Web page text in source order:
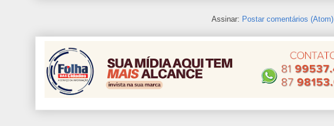
Assinar: Postar comentários (Atom)